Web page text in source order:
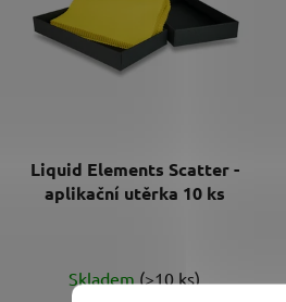
Liquid Elements Scatter -
aplikační utěrka 10 ks
Skladem(>10 ks)